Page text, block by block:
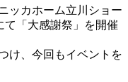
ッカホーム立川ショー
「大感謝祭」を開催
け、今回もイベントを